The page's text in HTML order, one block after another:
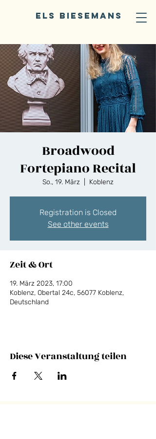
ELS BIESEMANS
Broadwood
Fortepiano Recital
So., 19. März Koblenz
Registration is Closed
See other events
Zeit & Ort
19. März 2023, 17:00
Koblenz, Obertal 24c, 56077 Koblenz,
Deutschland
Diese Veranstaltung teilen